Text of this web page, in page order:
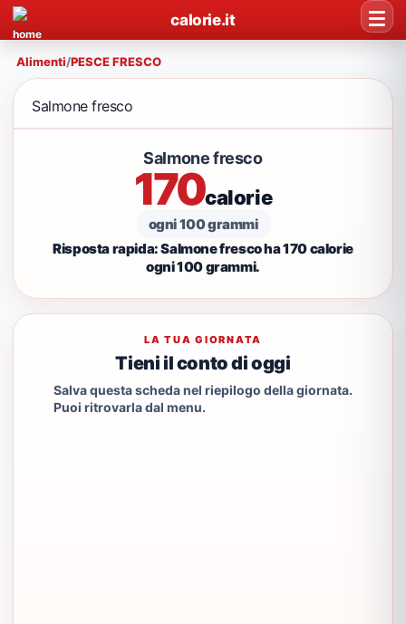
calorie.it
Alimenti/PESCE FRESCO
Salmone fresco
Salmone fresco
170calorie
ogni 100 grammi
Risposta rapida: Salmone fresco ha 170 calorie
ogni 100 grammi.
LA TUA GIORNATA
Tieni il conto di oggi
Salva questa scheda nel riepilogo della giornata.
Puoi ritrovarla dal menu.